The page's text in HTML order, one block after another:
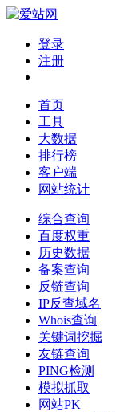
登录
注册
首页
工具
大数据
排行榜
客户端
网站统计
综合查询
百度权重
历史数据
备案查询
反链查询
IP反查域名
Whois查询
关键词挖掘
友链查询
PING检测
模拟抓取
网站PK